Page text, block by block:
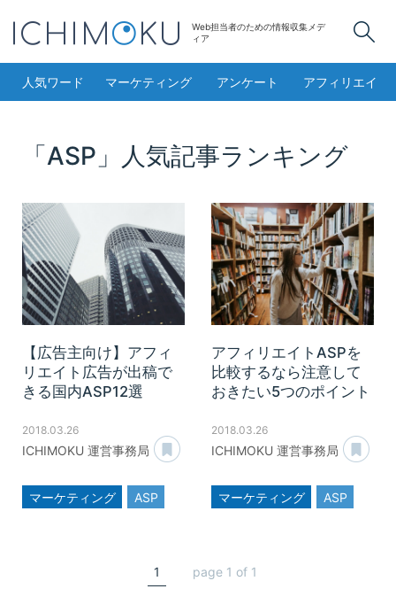
Web担当者のための情報収集メデ
ィア
人気ワード マーケティング アンケート アフィリエイト
「ASP」人気記事ランキング
【広告主向け】アフィ
リエイト広告が出稿で
きる国内ASP12選
2018.03.26
ICHIMOKU 運営事務局
あとで読む
マーケティング
ASP
アフィリエイトASPを
比較するなら注意して
おきたい5つのポイント
2018.03.26
ICHIMOKU 運営事務局
マーケティング
ASP
1 page 1 of 1